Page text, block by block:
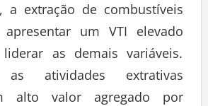
a extração de combustíveis
um VTI elevado
as demais variáveis.
as atividades extrativas
alto valor agregado por